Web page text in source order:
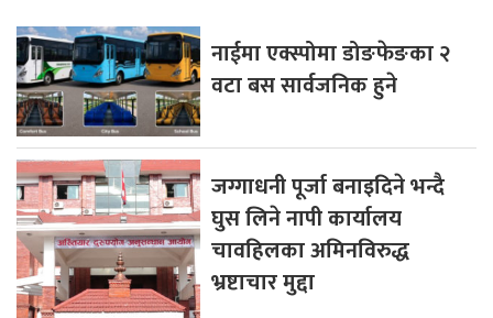
नाईमा एक्स्पोमा डोङफेङका २
वटा बस सार्वजनिक हुने
जग्गाधनी पूर्जा बनाइदिने भन्दै
घुस लिने नापी कार्यालय
चावहिलका अमिनविरुद्ध
भ्रष्टाचार मुद्दा